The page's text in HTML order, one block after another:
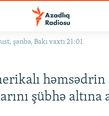
şənbə, Bakı vaxtı 21:01
həmsədrin
şübhə altına